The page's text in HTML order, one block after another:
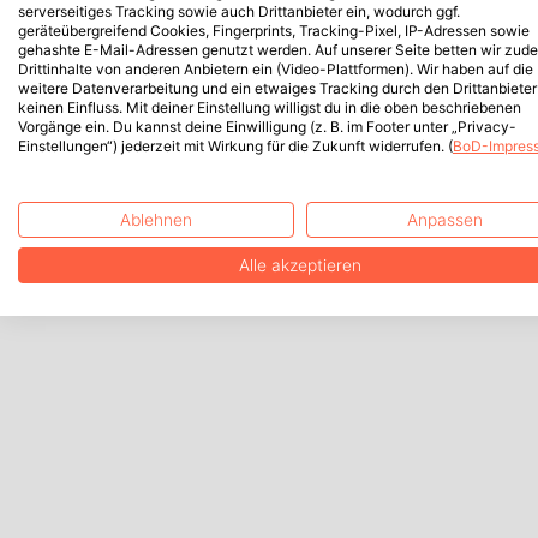
serverseitiges Tracking sowie auch Drittanbieter ein, wodurch ggf.
geräteübergreifend Cookies, Fingerprints, Tracking-Pixel, IP-Adressen sowie
gehashte E-Mail-Adressen genutzt werden. Auf unserer Seite betten wir
Drittinhalte von anderen Anbietern ein (Video-Plattformen). Wir haben auf die
weitere Datenverarbeitung und ein etwaiges Tracking durch den Drittanbieter
keinen Einfluss. Mit deiner Einstellung willigst du in die oben beschriebenen
Vorgänge ein. Du kannst deine Einwilligung (z. B. im Footer unter „Privacy-
Einstellungen“) jederzeit mit Wirkung für die Zukunft widerrufen. (BoD-
Ablehnen Anpassen
Alle akzeptieren